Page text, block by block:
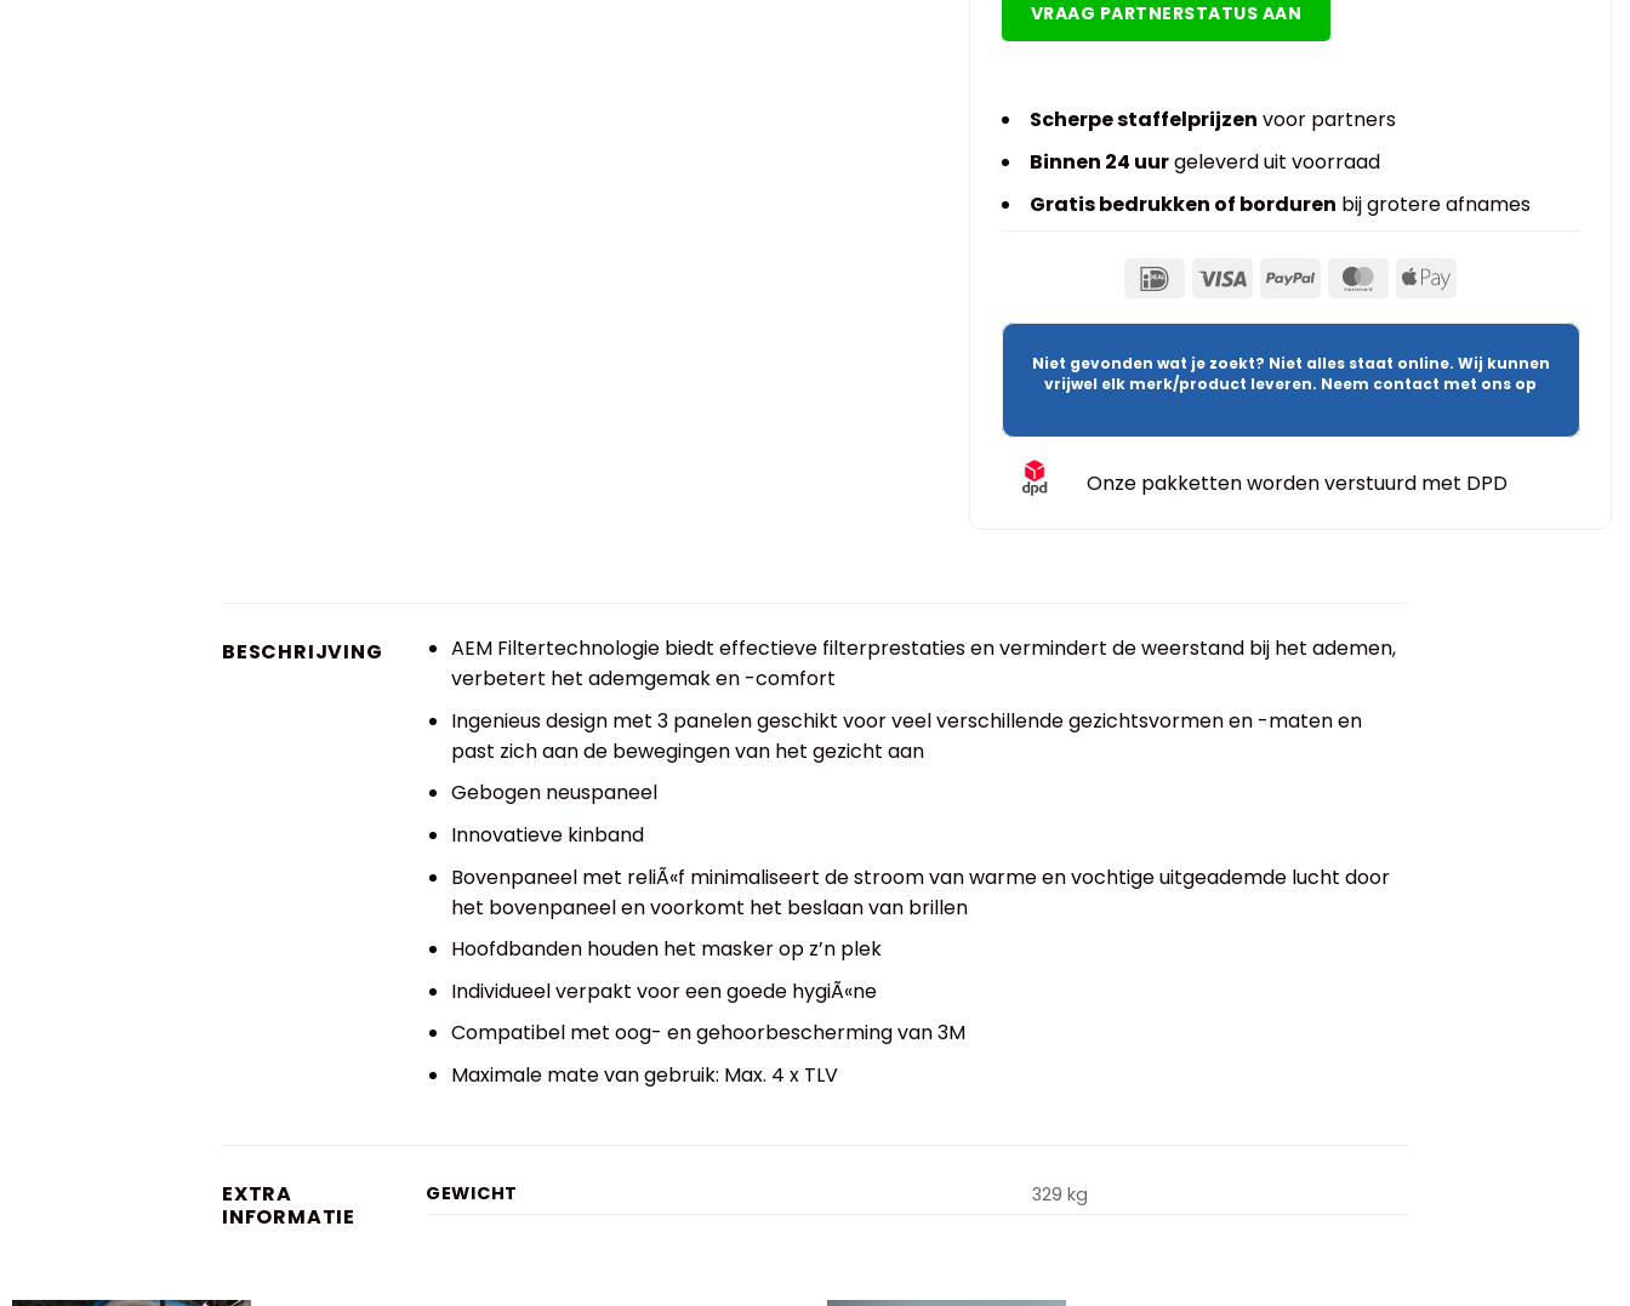
VRAAG PARTNERSTATUS AAN
Scherpe staffelprijzen voor partners
Binnen 24 uurgeleverd uit voorraad
Gratis bedrukken of borduren bij grotere afnames
Niet gevonden wat je zoekt? Niet alles staat online. Wij kunnen
vrijwel elk merk/product leveren. Neem contact met ons op
Onze pakketten worden verstuurd met DPD
BESCHRIJVING
AEM Filtertechnologie biedt effectieve filterprestaties en vermindert de weerstand bij het ademen,
verbetert het ademgemak en -comfort
Ingenieus design met 3 panelen geschikt voor veel verschillende gezichtsvormen en -maten en
past zich aan de bewegingen van het gezicht aan
Gebogen neuspaneel
Innovatieve kinband
Bovenpaneel met reliÃ«f minimaliseert de stroom van warme en vochtige uitgeademde lucht door
het bovenpaneel en voorkomt het beslaan van brillen
Hoofdbanden houden het masker op z’n plek
Individueel verpakt voor een goede hygiÃ«ne
Compatibel met oog- en gehoorbescherming van 3M
Maximale mate van gebruik: Max. 4 x TLV
EXTRA
INFORMATIE
GEWICHT 329 kg